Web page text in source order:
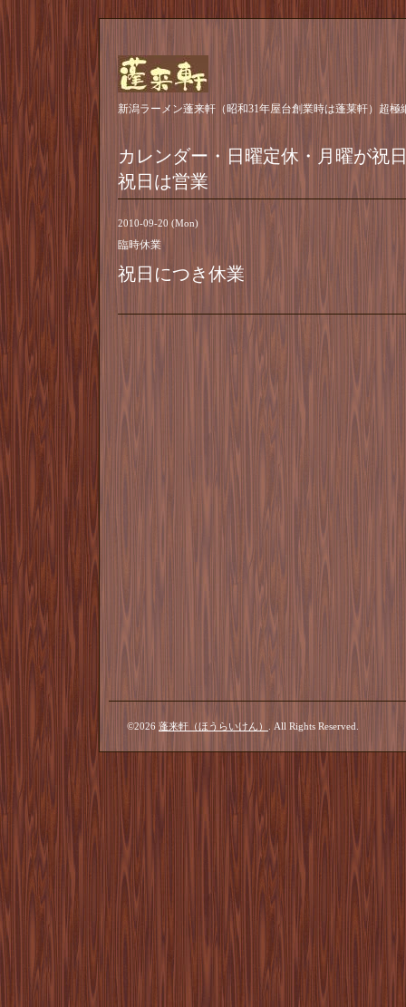
新潟ラーメン蓬来軒（昭和31年屋台創業時は蓬莱軒）超
カレンダー・日曜定休・月曜が祝
祝日は営業
2010-09-20 (Mon)
臨時休業
祝日につき休業
©2026 蓬来軒（ほうらいけん） . All Rights Reserved.